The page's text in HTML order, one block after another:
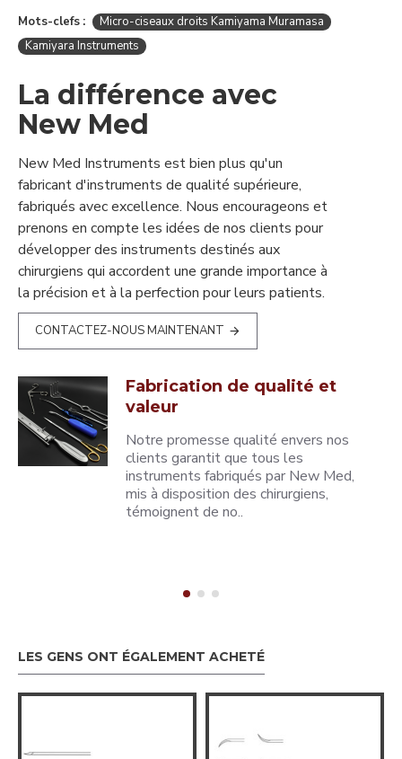
Mots-clefs :
Micro-ciseaux droits Kamiyama Muramasa
Kamiyara Instruments
La différence avec
New Med
New Med Instruments est bien plus qu'un
fabricant d'instruments de qualité supérieure,
fabriqués avec excellence. Nous encourageons et
prenons en compte les idées de nos clients pour
développer des instruments destinés aux
chirurgiens qui accordent une grande importance à
la précision et à la perfection pour leurs patients.
CONTACTEZ-NOUS MAINTENANT
Fabrication de qualité et
valeur
Notre promesse qualité envers nos
clients garantit que tous les
instruments fabriqués par New Med,
mis à disposition des chirurgiens,
témoignent de no..
LES GENS ONT ÉGALEMENT ACHETÉ